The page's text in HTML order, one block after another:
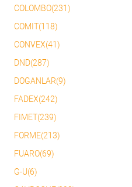
COLOMBO(231)
COMIT(118)
CONVEX(41)
DND(287)
DOGANLAR(9)
FADEX(242)
FIMET(239)
FORME(213)
FUARO(69)
G-U(6)